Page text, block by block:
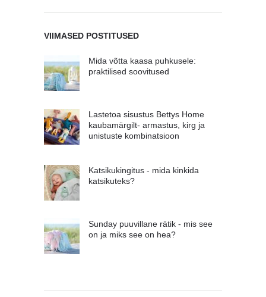
VIIMASED POSTITUSED
Mida võtta kaasa puhkusele:
praktilised soovitused
Lastetoa sisustus Bettys Home
kaubamärgilt- armastus, kirg ja
unistuste kombinatsioon
Katsikukingitus - mida kinkida
katsikuteks?
Sunday puuvillane rätik - mis see
on ja miks see on hea?